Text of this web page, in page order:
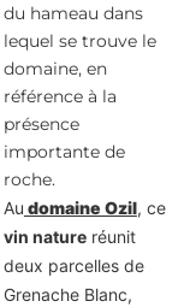
du hameau dans
lequel se trouve le
domaine, en
référence à la
présence
importante de
roche.
Au domaine Ozil, ce
vin natureréunit
deux parcelles de
Grenache Blanc,